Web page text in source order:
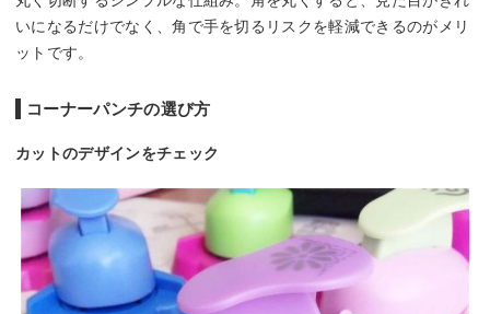
いになるだけでなく、角で手を切るリスクを軽減できるのがメリ
ットです。
コーナーパンチの選び方
カットのデザインをチェック